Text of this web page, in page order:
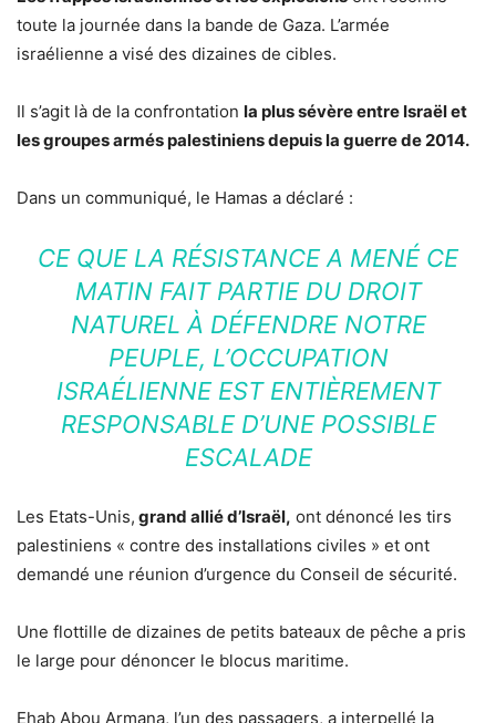
toute la journée dans la bande de Gaza. L’armée
israélienne a visé des dizaines de cibles.
Il s’agit là de la confrontation la plus sévère entre Israël et
les groupes armés palestiniens depuis la guerre de 2014.
Dans un communiqué, le Hamas a déclaré :
CE QUE LA RÉSISTANCE A MENÉ CE
MATIN FAIT PARTIE DU DROIT
NATUREL À DÉFENDRE NOTRE
PEUPLE, L’OCCUPATION
ISRAÉLIENNE EST ENTIÈREMENT
RESPONSABLE D’UNE POSSIBLE
ESCALADE
Les Etats-Unis, grand allié d’Israël, ont dénoncé les tirs
palestiniens « contre des installations civiles » et ont
demandé une réunion d’urgence du Conseil de sécurité.
Une flottille de dizaines de petits bateaux de pêche a pris
le large pour dénoncer le blocus maritime.
Ehab Abou Armana, l’un des passagers, a interpellé la